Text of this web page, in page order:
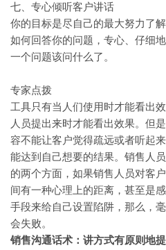
七、专心倾听客户讲话
你的目标是尽自己的最大努力了
如何回答你的问题，专心、仔细
一个问题该问什么了。
专家点拨
工具只有当人们使用时才能看出
人员提出来时才能看出效果。但
容不能让客户觉得疏远或者听起
能达到自己想要的结果。销售人
的两个方面，如果销售人员对客
间有一种心理上的距离，甚至是
手段来给自己设置陷阱，那么，
会失败。
销售沟通话术：讲方式有原则地